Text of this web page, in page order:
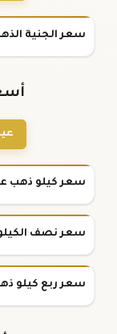
سعر الجنية الذهب
سعر كيلو ذهب
سعر نصف الكيلو
سعر ربع كيلو ذهب